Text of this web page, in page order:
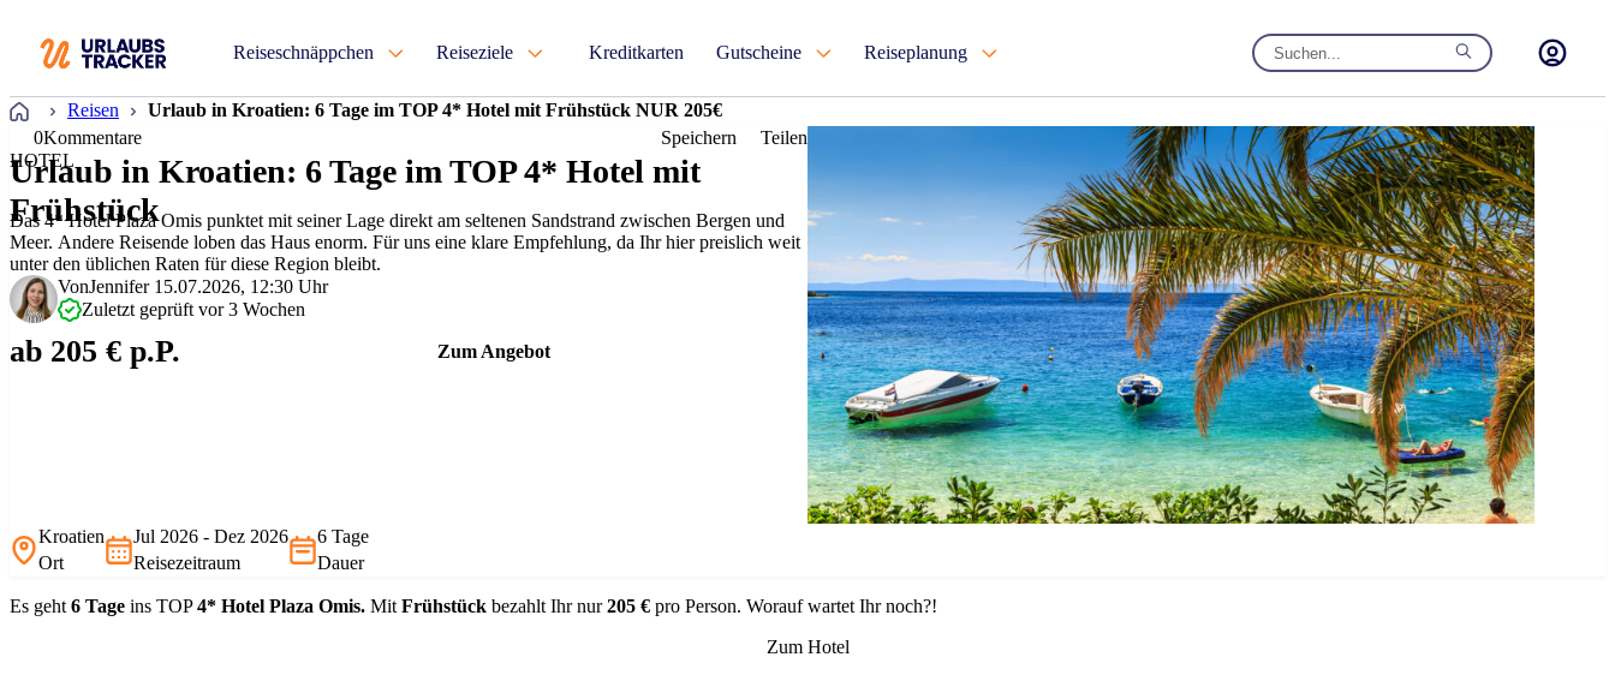
Reiseschnäppchen Reiseziele Kreditkarten Gutscheine Reiseplanung
Startseite
Reisen
Urlaub in Kroatien: 6 Tage im TOP 4* Hotel mit Frühstück NUR 205€
0Kommentare Speichern
Teilen
HOTEL
Urlaub in Kroatien: 6 Tage im TOP 4* Hotel mit
Frühstück
Das 4* Hotel Plaza Omis punktet mit seiner Lage direkt am seltenen Sandstrand zwischen Bergen und
Meer. Andere Reisende loben das Haus enorm. Für uns eine klare Empfehlung, da Ihr hier preislich weit
unter den üblichen Raten für diese Region bleibt.
VonJennifer 15.07.2026, 12:30 Uhr
Zuletzt geprüft vor 3 Wochen
ab 205 € p.P. Zum Angebot
Kroatien
Ort
Jul 2026 - Dez 2026
Reisezeitraum
6 Tage
Dauer
Es geht 6 Tage ins TOP4* Hotel Plaza Omis. Mit Frühstück bezahlt Ihr nur205 € pro Person. Worauf wartet Ihr noch?!
Zum Hotel